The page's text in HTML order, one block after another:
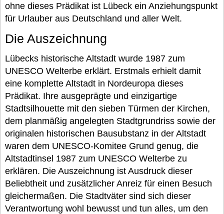
ohne dieses Prädikat ist Lübeck ein Anziehungspunkt
für Urlauber aus Deutschland und aller Welt.
Die Auszeichnung
Lübecks historische Altstadt wurde 1987 zum
UNESCO Welterbe erklärt. Erstmals erhielt damit
eine komplette Altstadt in Nordeuropa dieses
Prädikat. Ihre ausgeprägte und einzigartige
Stadtsilhouette mit den sieben Türmen der Kirchen,
dem planmäßig angelegten Stadtgrundriss sowie der
originalen historischen Bausubstanz in der Altstadt
waren dem UNESCO-Komitee Grund genug, die
Altstadtinsel 1987 zum UNESCO Welterbe zu
erklären. Die Auszeichnung ist Ausdruck dieser
Beliebtheit und zusätzlicher Anreiz für einen Besuch
gleichermaßen. Die Stadtväter sind sich dieser
Verantwortung wohl bewusst und tun alles, um den